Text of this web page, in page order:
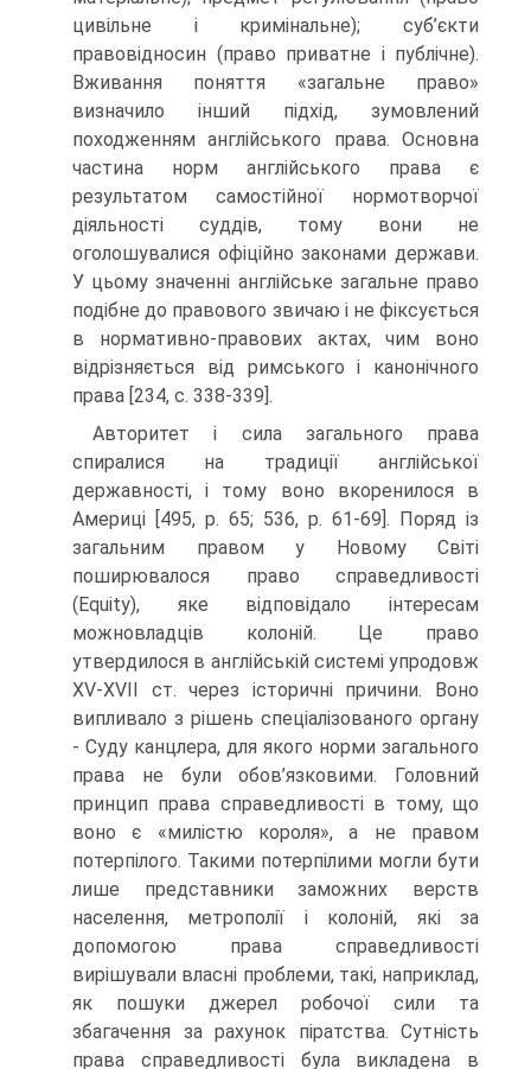
цивільне і кримінальне); суб’єкти
правовідносин (право приватне і публічне).
Вживання поняття «загальне право»
визначило інший підхід, зумовлений
походженням англійського права. Основна
частина норм англійського права є
результатом самостійної нормотворчої
діяльності суддів, тому вони не
оголошувалися офіційно законами держави.
У цьому значенні англійське загальне право
подібне до правового звичаю і не фіксується
в нормативно-правових актах, чим воно
відрізняється від римського і канонічного
права [234, с. 338-339].
Авторитет і сила загального права
спиралися на традиції англійської
державності, і тому воно вкоренилося в
Америці [495, р. 65; 536, p. 61-69]. Поряд із
загальним правом у Новому Світі
поширювалося право справедливості
(Equity), яке відповідало інтересам
можновладців колоній. Це право
утвердилося в англійській системі упродовж
XV-XVII ст. через історичні причини. Воно
випливало з рішень спеціалізованого органу
- Суду канцлера, для якого норми загального
права не були обов’язковими. Головний
принцип права справедливості в тому, що
воно є «милістю короля», а не правом
потерпілого. Такими потерпілими могли бути
лише представники заможних верств
населення, метрополії і колоній, які за
допомогою права справедливості
вирішували власні проблеми, такі, наприклад,
як пошуки джерел робочої сили та
збагачення за рахунок піратства. Сутність
права справедливості була викладена в